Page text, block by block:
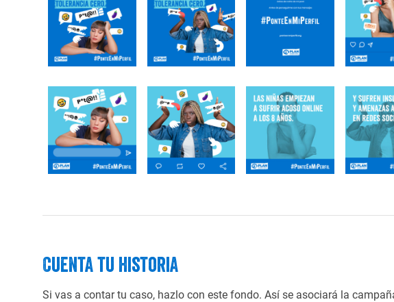
Cuenta tu historia
Si vas a contar tu caso, hazlo con este fondo. Así se asociará la